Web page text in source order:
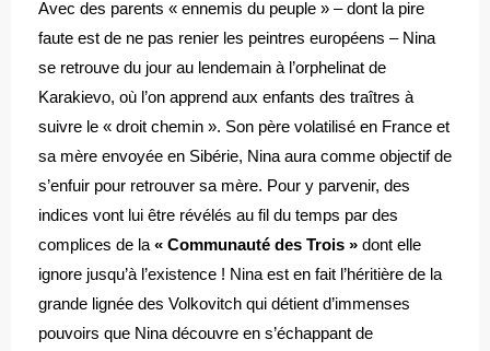
Avec des parents « ennemis du peuple » – dont la pire
faute est de ne pas renier les peintres européens – Nina
se retrouve du jour au lendemain à l’orphelinat de
Karakievo, où l’on apprend aux enfants des traîtres à
suivre le « droit chemin ». Son père volatilisé en France et
sa mère envoyée en Sibérie, Nina aura comme objectif de
s’enfuir pour retrouver sa mère. Pour y parvenir, des
indices vont lui être révélés au fil du temps par des
complices de la « Communauté des Trois » dont elle
ignore jusqu’à l’existence ! Nina est en fait l’héritière de la
grande lignée des Volkovitch qui détient d’immenses
pouvoirs que Nina découvre en s’échappant de